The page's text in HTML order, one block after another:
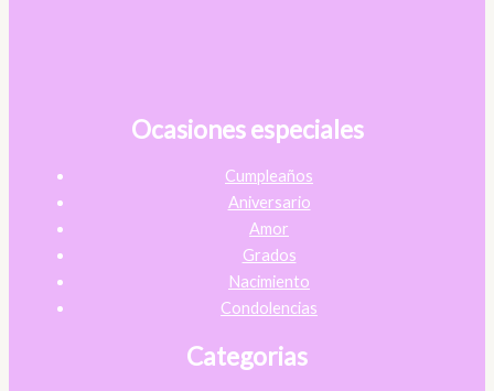
Ocasiones especiales
Cumpleaños
Aniversario
Amor
Grados
Nacimiento
Condolencias
Categorias